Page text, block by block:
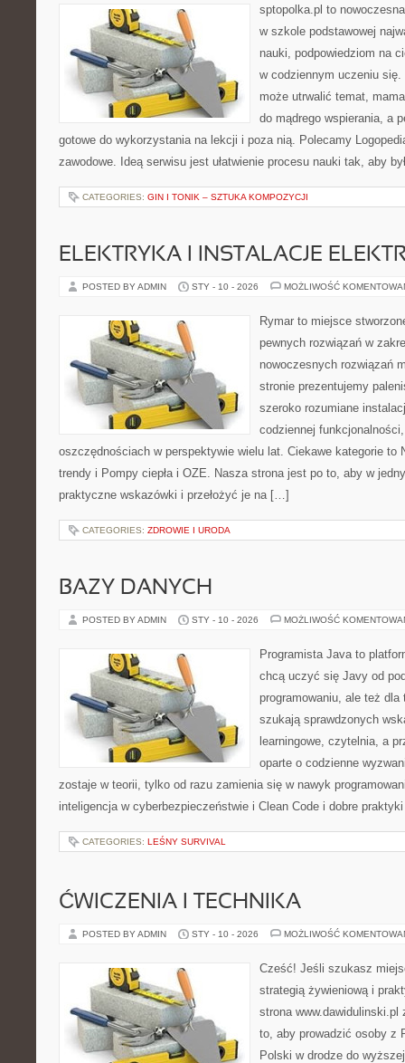
sptopolka.pl to
w szkole podstawowej
nauki, podpowiedziom na
w codziennym uczeniu
może utrwalić temat,
do mądrego wspierania, a
gotowe do wykorzystania na lekcji i poza nią. Polecamy
zawodowe. Ideą serwisu jest ułatwienie procesu nauki tak, aby
CATEGORIES: GIN I TONIK – SZTUKA KOMPOZYCJI
ELEKTRYKA I INSTALACJE
POSTED BY ADMIN STY - 10 - 2026 MOŻLIWOŚĆ
Rymar to miejsce
pewnych rozwiązań w
nowoczesnych rozwiązań
stronie prezentujemy
szeroko rozumiane
codziennej
oszczędnościach w perspektywie wielu lat. Ciekawe kategorie to
trendy i Pompy ciepła i OZE. Nasza strona jest po to, aby w
praktyczne wskazówki i przełożyć je na […]
CATEGORIES: ZDROWIE I URODA
BAZY DANYCH
POSTED BY ADMIN STY - 10 - 2026 MOŻLIWOŚĆ
Programista Java to
chcą uczyć się Javy od
programowaniu, ale też
szukają sprawdzonych
learningowe, czytelnia, a
oparte o codzienne
zostaje w teorii, tylko od razu zamienia się w nawyk
inteligencja w cyberbezpieczeństwie i Clean Code i dobre
CATEGORIES: LEŚNY SURVIVAL
ĆWICZENIA I TECHNIKA
POSTED BY ADMIN STY - 10 - 2026 MOŻLIWOŚĆ
Cześć! Jeśli szukasz
strategią żywieniową i
strona www.dawidulinski.pl
to, aby prowadzić osoby z
Polski w drodze do